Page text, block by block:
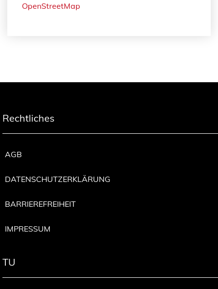
OpenStreetMap
Rechtliches
AGB
DATENSCHUTZERKLÄRUNG
BARRIEREFREIHEIT
IMPRESSUM
TU